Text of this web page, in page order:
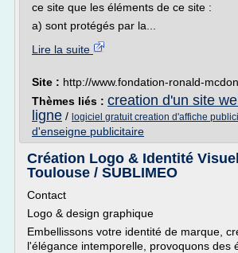
ce site que les éléments de ce site :
a) sont protégés par la...
Lire la suite
Site : http://www.fondation-ronald-
Thèmes liés : creation d'un site
ligne / logiciel gratuit creation d'affiche
d'enseigne publicitaire
Création Logo & Identité
Toulouse / SUBLIMEO
Contact
Logo & design graphique
Embellissons votre identité de marque,
l'élégance intemporelle, provoquons des